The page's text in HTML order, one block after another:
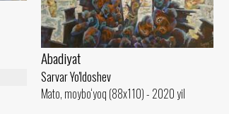
Abadiyat
Sarvar Yo'ldoshev
Mato, moybo‘yoq (88x110) - 2020 yil